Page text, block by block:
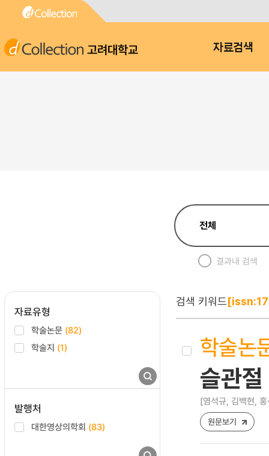
고려대학교 자료검색
결과내 검색
자료유형
학술논문 (82)
학술지 (1)
발행처
대한영상의학회 (83)
검색 키워드
학술논
슬관
[염석규, 김백현,
원문보기